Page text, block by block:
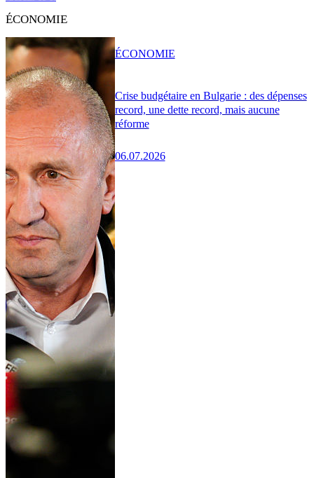
ÉCONOMIE
Crise budgétaire en Bulgarie : des dépenses
record, une dette record, mais aucune
réforme
06.07.2026
ÉCONOMIE